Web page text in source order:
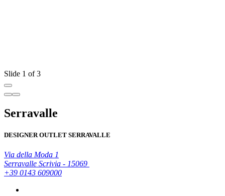
Slide 1 of 3
Serravalle
DESIGNER OUTLET SERRAVALLE
Via della Moda 1
Serravalle Scrivia - 15069
+39 0143 609000